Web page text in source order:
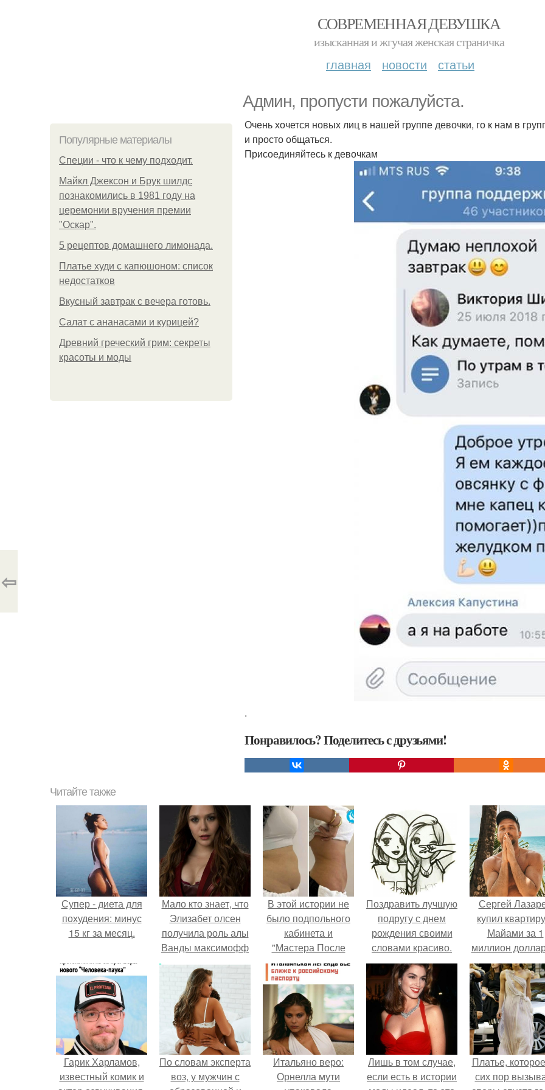
СОВРЕМЕННАЯ ДЕВУШКА
изысканная и жгучая женская страничка
главная новости статьи
Админ, пропусти пожалуйста.
Популярные материалы
Специи - что к чему подходит.
Майкл Джексон и Брук шилдс
познакомились в 1981 году на
церемонии вручения премии
"Оскар".
5 рецептов домашнего лимонада.
Платье худи с капюшоном: список
недостатков
Вкусный завтрак с вечера готовь.
Салат с ананасами и курицей?
Древний греческий грим: секреты
красоты и моды
Очень хочется новых лиц в нашей группе девочки, го к нам в
и просто общаться.
Присоединяйтесь к девочкам
.
Понравилось? Поделитесь с друзьями!
⇦
Читайте также
Супер - диета для
похудения: минус
15 кг за месяц.
Мало кто знает, что
Элизабет олсен
получила роль алы
Ванды максимофф
не сразу.
В этой истории не
было подпольного
кабинета и
"Мастера После
Двухнедельных
Курсов".
Поздравить лучшую
подругу с днем
рождения своими
словами красиво.
100 слов о лучшей
подруге
Сергей
купил
Майами за 1
миллион
Гарик Харламов,
известный комик и
По словам эксперта
воз, у мужчин с
Итальяно веро:
Орнелла мути
Лишь в том случае,
если есть в истории
Платье,
сих пор